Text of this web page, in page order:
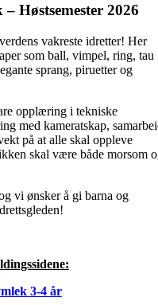
Høstsemester 2026
vakreste idretter! Her
som ball, vimpel, ring, tau
sprang, piruetter og
opplæring i tekniske
med kameratskap,
på at alle skal oppleve
skal være både morsom
vi ønsker å gi barna og
3-4 år